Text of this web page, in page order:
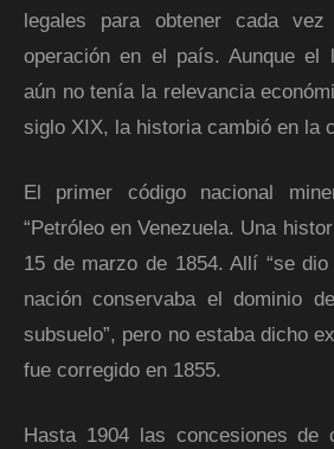
legales para obtener cada
operación en el país. Aunque el
aún no tenía la relevancia
siglo XIX, la historia cambió en la
El primer código nacional
“Petróleo en Venezuela. Una
15 de marzo de 1854. Allí “se
nación conservaba el dominio
subsuelo”, pero no estaba dicho
fue corregido en 1855.
Hasta 1904 las concesiones de